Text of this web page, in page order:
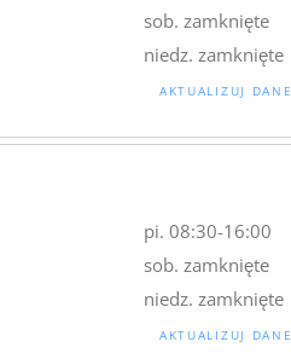
sob. zamknięte
niedz. zamknięte
AKTUALIZUJ DANE
pi. 08:30-16:00
sob. zamknięte
niedz. zamknięte
AKTUALIZUJ DANE